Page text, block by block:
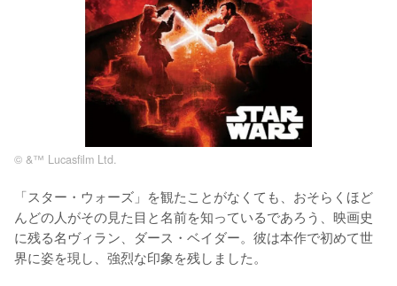
© &™ Lucasfilm Ltd.
「スター・ウォーズ」を観たことがなくても、おそらくほど
んどの人がその見た目と名前を知っているであろう、映画史
に残る名ヴィラン、ダース・ベイダー。彼は本作で初めて世
界に姿を現し、強烈な印象を残しました。